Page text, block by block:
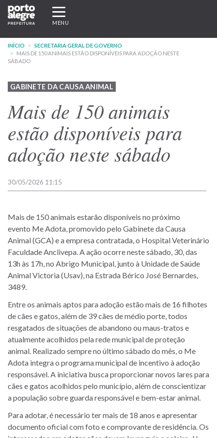
Pular
para
conteúdo
principal
Expandir/recolher
navegação
MENU
INÍCIO
SECRETARIA GERAL DE GOVERNO
MAIS DE 150 ANIMAIS ESTÃO DISPONÍVEIS PARA ADOÇÃO NESTE
SÁBADO
GABINETE DA CAUSA ANIMAL
Mais de 150 animais
estão disponíveis para
adoção neste sábado
30/05/2026 11:15
Mais de 150 animais estarão disponíveis no próximo
evento Me Adota, promovido pelo Gabinete da Causa
Animal (GCA) e a empresa contratada, o Hospital Veterinário
Faculdade Anclivepa. A ação ocorre neste sábado, 30, das
13h às 17h, no Abrigo Municipal, junto à Unidade de Saúde
Animal Victoria (Usav), na Estrada Bérico José Bernardes,
3489.
Entre os animais aptos para adoção estão mais de 16 filhotes
de cães e gatos, além de 39 cães de médio porte, todos
resgatados de situações de abandono ou maus-tratos e
atualmente acolhidos pela rede municipal de proteção
animal. Realizado sempre no último sábado do mês, o Me
Adota integra o programa municipal de incentivo à adoção
responsável. A iniciativa busca proporcionar novos lares para
cães e gatos acolhidos pelo município, além de conscientizar
a população sobre guarda responsável e bem-estar animal.
Para adotar, é necessário ter mais de 18 anos e apresentar
documento oficial com foto e comprovante de residência. Os